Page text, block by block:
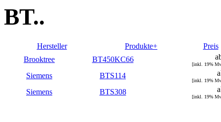
BT..
Hersteller Produkte+
Preis
Brooktree
BT450KC66
[inkl. 19%
Siemens BTS114
[inkl. 19%
Siemens BTS308
[inkl. 19%